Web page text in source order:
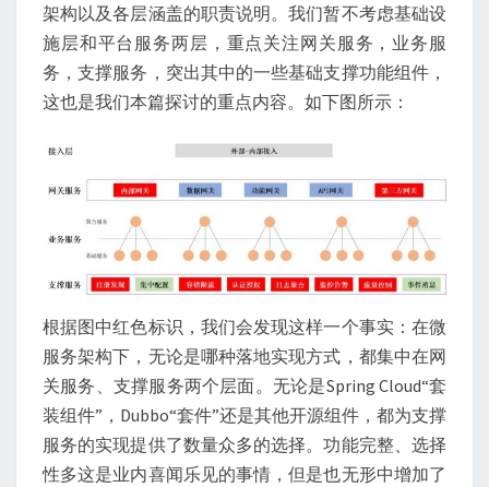
架构以及各层涵盖的职责说明。我们暂不考虑基础设
施层和平台服务两层，重点关注网关服务，业务服
务，支撑服务，突出其中的一些基础支撑功能组件，
这也是我们本篇探讨的重点内容。如下图所示：
根据图中红色标识，我们会发现这样一个事实：在微
服务架构下，无论是哪种落地实现方式，都集中在网
关服务、支撑服务两个层面。无论是Spring Cloud“套
装组件”，Dubbo“套件”还是其他开源组件，都为支撑
服务的实现提供了数量众多的选择。功能完整、选择
性多这是业内喜闻乐见的事情，但是也无形中增加了